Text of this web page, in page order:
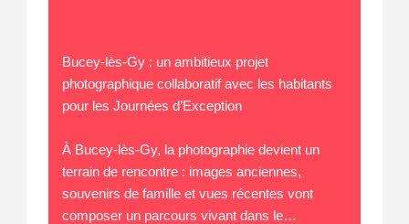
Bucey-lès-Gy : un ambitieux projet
photographique collaboratif avec les habitants
pour les Journées d’Exception
À Bucey-lès-Gy, la photographie devient un
terrain de rencontre : images anciennes,
souvenirs de famille et vues récentes vont
composer un parcours vivant dans le…